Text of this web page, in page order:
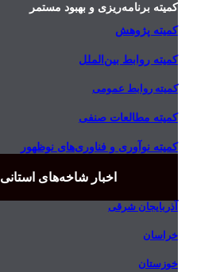
کمیته برنامه‌ریزی و بهبود مستمر
کمیته پژوهش
کمیته روابط بین‌الملل
کمیته روابط عمومی
کمیته مطالعات صنفی
کمیته نوآوری و فناوری‌های نوظهور
اخبار شاخه‌های استانی
آذربایجان شرقی
خراسان
خوزستان